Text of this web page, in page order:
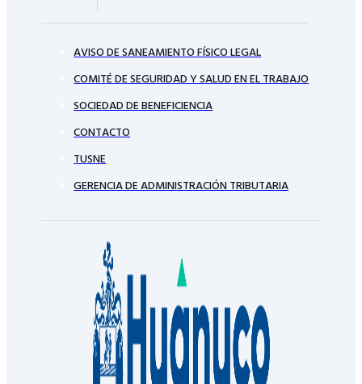
AVISO DE SANEAMIENTO FÍSICO LEGAL
COMITÉ DE SEGURIDAD Y SALUD EN EL TRABAJO
SOCIEDAD DE BENEFICIENCIA
CONTACTO
TUSNE
GERENCIA DE ADMINISTRACIÓN TRIBUTARIA